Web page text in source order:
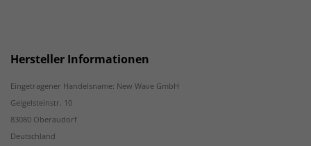
Hersteller Informationen
Eingetragener Handelsname: New Wave GmbH
Geigelsteinstr. 10
83080 Oberaudorf
Deutschland